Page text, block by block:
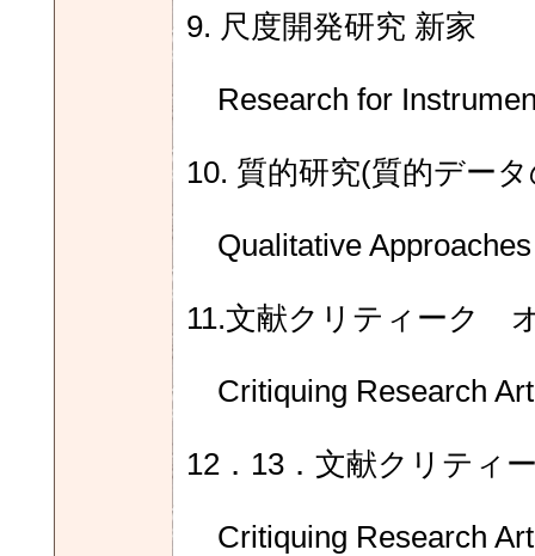
9. 尺度開発研究 新家
Research for
10. 質的研究(質的デ
Qualitative
11.文献クリティーク
Critiquing Research
12．13．文献クリティ
Critiquing Research